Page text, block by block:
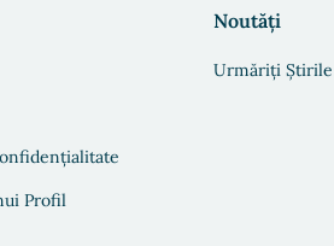
Profil
Noutăți
Urmăriți Știrile